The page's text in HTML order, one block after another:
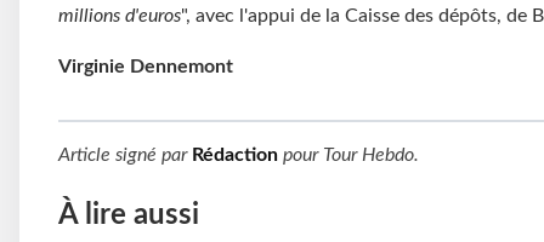
millions d'euros", avec l'appui de la Caisse des dépôts, de
Virginie Dennemont
Article signé par Rédaction pour Tour Hebdo.
À lire aussi